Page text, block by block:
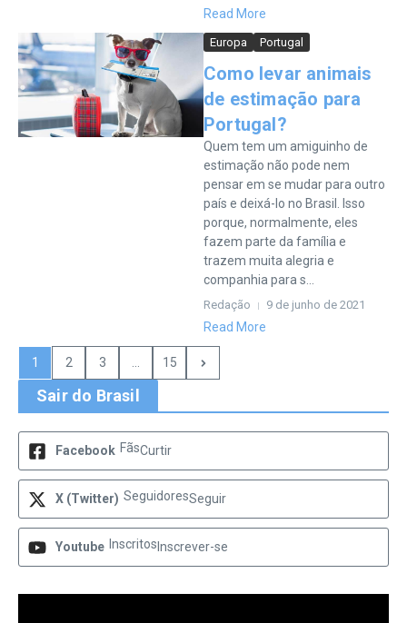
Read More
Europa Portugal
Como levar animais
de estimação para
Portugal?
Quem tem um amiguinho de
estimação não pode nem
pensar em se mudar para outro
país e deixá-lo no Brasil. Isso
porque, normalmente, eles
fazem parte da família e
trazem muita alegria e
companhia para s...
Redação 9 de junho de 2021
Read More
1 2 3 15
Sair do Brasil
Facebook FãsCurtir
X (Twitter) SeguidoresSeguir
Youtube Inscritos Inscrever-se